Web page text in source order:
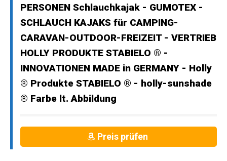
PERSONEN Schlauchkajak - GUMOTEX -
SCHLAUCH KAJAKS für CAMPING-
CARAVAN-OUTDOOR-FREIZEIT - VERTRIEB
HOLLY PRODUKTE STABIELO ® -
INNOVATIONEN MADE in GERMANY - Holly
® Produkte STABIELO ® - holly-sunshade
® Farbe lt. Abbildung
Preis prüfen